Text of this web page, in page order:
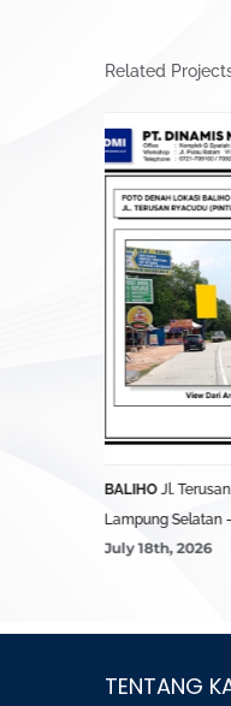
Related
BALIHOJl.
Lampung Selatan
July 18th, 2026
TENTANG